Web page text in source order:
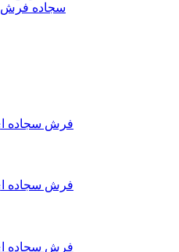
سجاده فرش 440 شانه تراکم 880